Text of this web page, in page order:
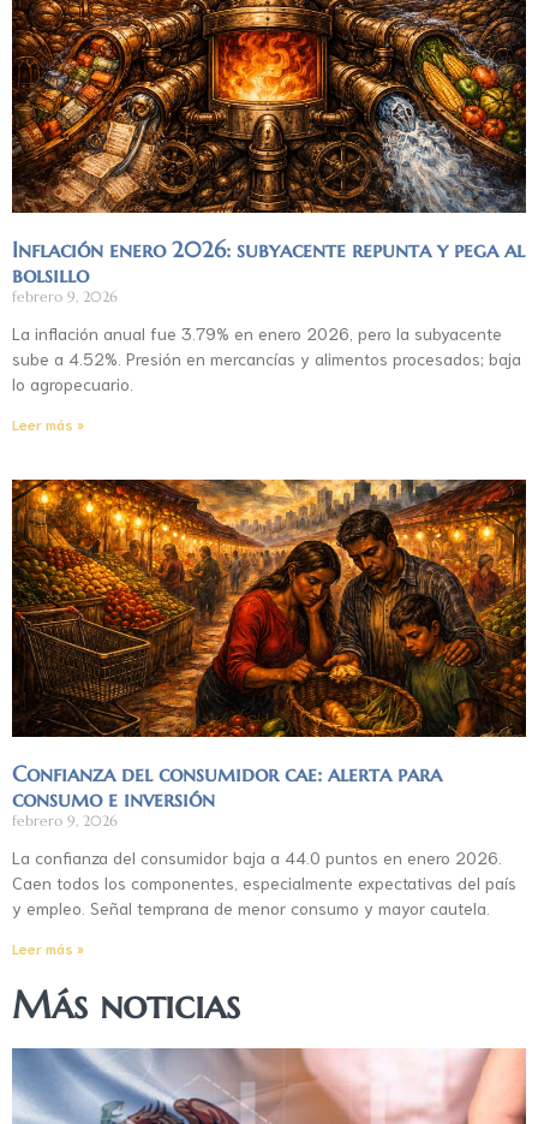
Inflación enero 2026: subyacente repunta y pega al
bolsillo
febrero 9, 2026
La inflación anual fue 3.79% en enero 2026, pero la subyacente
sube a 4.52%. Presión en mercancías y alimentos procesados; baja
lo agropecuario.
Leer más »
Confianza del consumidor cae: alerta para
consumo e inversión
febrero 9, 2026
La confianza del consumidor baja a 44.0 puntos en enero 2026.
Caen todos los componentes, especialmente expectativas del país
y empleo. Señal temprana de menor consumo y mayor cautela.
Leer más »
Más noticias